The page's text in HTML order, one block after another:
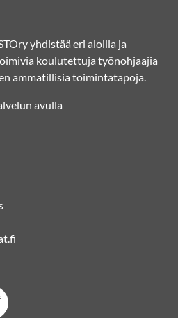
yhdistää eri aloilla ja
koulutettuja työnohjaajia
ammatillisia toimintatapoja.
avulla